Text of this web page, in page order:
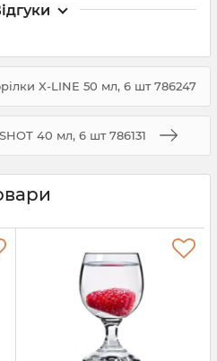
X-LINE 50 мл, 6 шт 786247
40 мл, 6 шт 786131